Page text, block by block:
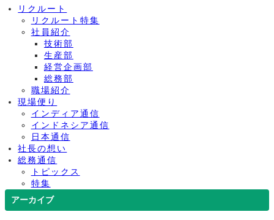
リクルート
リクルート特集
社員紹介
技術部
生産部
経営企画部
総務部
職場紹介
現場便り
インディア通信
インドネシア通信
日本通信
社長の想い
総務通信
トピックス
特集
アーカイブ